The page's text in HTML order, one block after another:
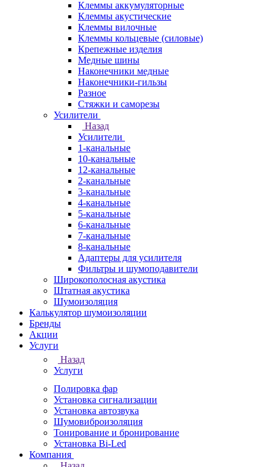
Клеммы аккумуляторные
Клеммы акустические
Клеммы вилочные
Клеммы кольцевые (силовые)
Крепежные изделия
Медные шины
Наконечники медные
Наконечники-гильзы
Разное
Стяжки и саморезы
Усилители
Назад
Усилители
1-канальные
10-канальные
12-канальные
2-канальные
3-канальные
4-канальные
5-канальные
6-канальные
7-канальные
8-канальные
Адаптеры для усилителя
Фильтры и шумоподавители
Широкополосная акустика
Штатная акустика
Шумоизоляция
Калькулятор шумоизоляции
Бренды
Акции
Услуги
Назад
Услуги
Полировка фар
Установка сигнализации
Установка автозвука
Шумовиброизоляция
Тонирование и бронирование
Установка Bi-Led
Компания